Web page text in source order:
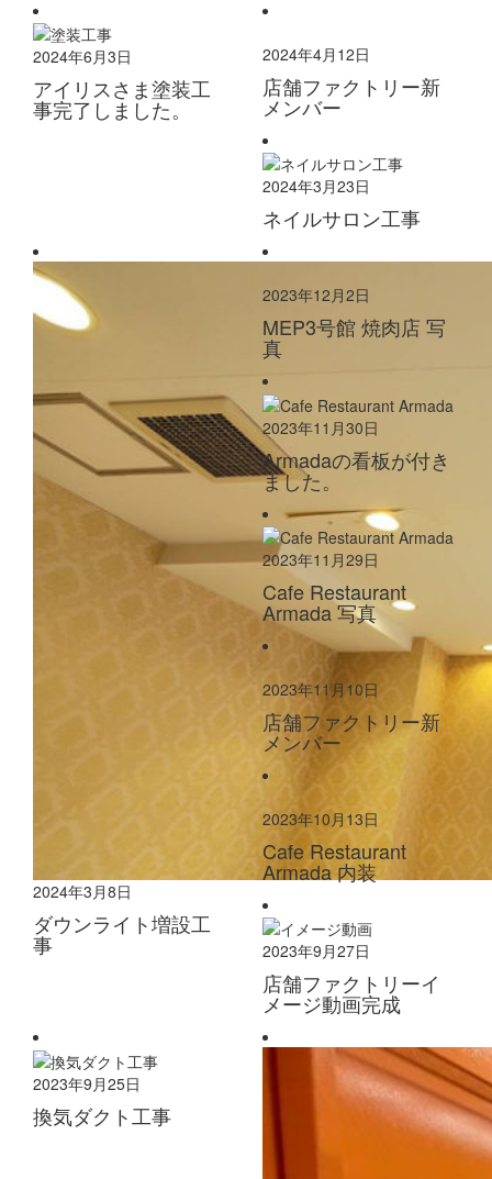
2024年6月3日
アイリスさま塗装工
事完了しました。
2024年4月12日
店舗ファクトリー新
メンバー
2024年3月23日
ネイルサロン工事
2024年3月8日
ダウンライト増設工
事
2023年12月2日
MEP3号館 焼肉店 写
真
2023年11月30日
Armadaの看板が付き
ました。
2023年11月29日
Cafe Restaurant
Armada 写真
2023年11月10日
店舗ファクトリー新
メンバー
2023年10月13日
Cafe Restaurant
Armada 内装
2023年9月27日
店舗ファクトリーイ
メージ動画完成
2023年9月25日
換気ダクト工事